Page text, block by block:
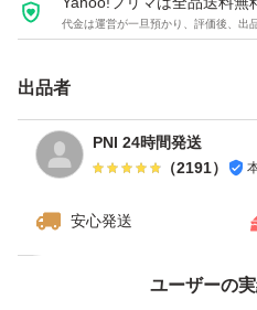
代金は運営が一旦預かり、評価後、出
出品者
PNI 24時間発送
（2191）
安心発送
ユーザーの
価格の相談